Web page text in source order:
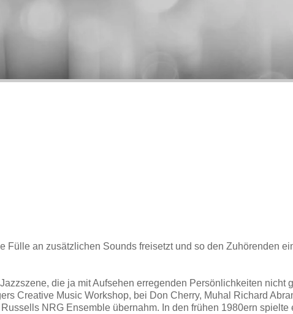
an zusätzlichen Sounds freisetzt und so den Zuhörenden
die ja mit Aufsehen erregenden Persönlichkeiten nicht
Creative Music Workshop, bei Don Cherry, Muhal Richard
NRG Ensemble übernahm. In den frühen 1980ern spielte